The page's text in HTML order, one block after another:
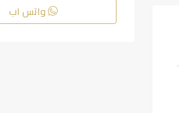
واتس اب